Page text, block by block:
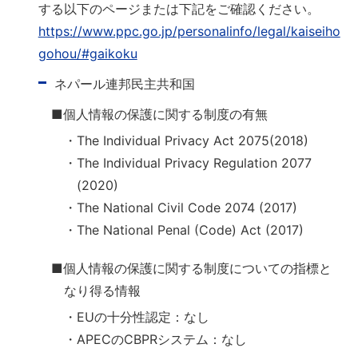
する以下のページまたは下記をご確認ください。
https://www.ppc.go.jp/personalinfo/legal/kaiseiho
gohou/#gaikoku
ネパール連邦民主共和国
■個人情報の保護に関する制度の有無
・The Individual Privacy Act 2075(2018)
・The Individual Privacy Regulation 2077
(2020)
・The National Civil Code 2074 (2017)
・The National Penal (Code) Act (2017)
■個人情報の保護に関する制度についての指標と
なり得る情報
・EUの十分性認定：なし
・APECのCBPRシステム：なし